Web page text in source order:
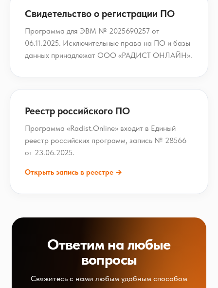
Свидетельство о регистрации ПО
Программа для ЭВМ № 2025690257 от
06.11.2025. Исключительные права на ПО и базы
данных принадлежат ООО «РАДИСТ ОНЛАЙН».
Реестр российского ПО
Программа «Radist.Online» входит в Единый
реестр российских программ, запись № 28566
от 23.06.2025.
Открыть запись в реестре →
Ответим на любые
вопросы
Свяжитесь с нами любым удобным способом